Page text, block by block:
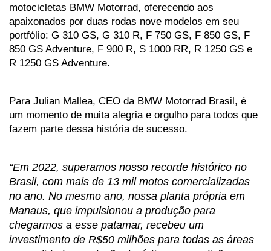
motocicletas BMW Motorrad, oferecendo aos
apaixonados por duas rodas nove modelos em seu
portfólio: G 310 GS, G 310 R, F 750 GS, F 850 GS, F
850 GS Adventure, F 900 R, S 1000 RR, R 1250 GS e
R 1250 GS Adventure.
Para Julian Mallea, CEO da BMW Motorrad Brasil, é
um momento de muita alegria e orgulho para todos que
fazem parte dessa história de sucesso.
“Em 2022, superamos nosso recorde histórico no
Brasil, com mais de 13 mil motos comercializadas
no ano. No mesmo ano, nossa planta própria em
Manaus, que impulsionou a produção para
chegarmos a esse patamar, recebeu um
investimento de R$50 milhões para todas as áreas